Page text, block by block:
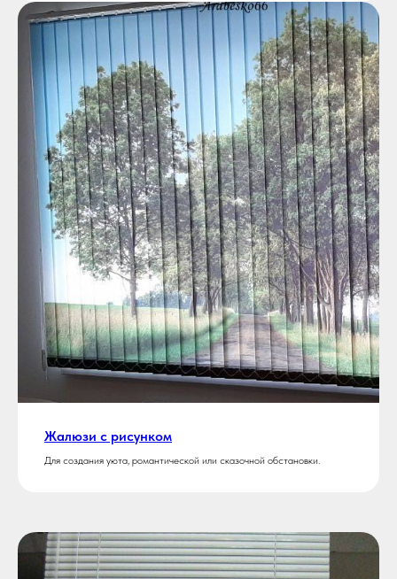
Жалюзи с рисунком
Для создания уюта, романтической или сказочной обстановки.